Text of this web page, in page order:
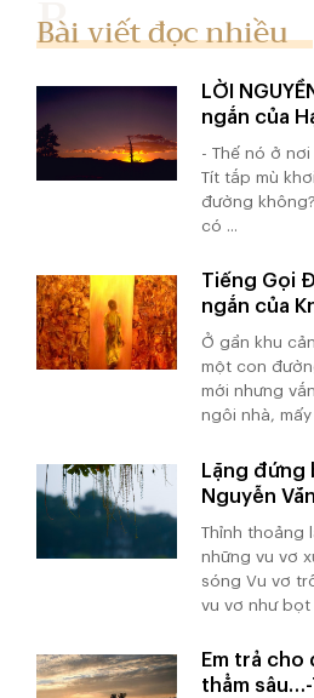
Bài viết đọc nhiều
LỜI
ngắn của
- Thế nó ở
Tít tắp mù
đường
có ...
Tiếng Gọi
ngắn của
Ở gần khu
một con
mới nhưng
ngôi nhà,
Lặng đứng
Nguyễn
Thỉnh thoảng
những vu vơ
sóng Vu vơ
vu vơ như bọt
Em trả cho
thẳm